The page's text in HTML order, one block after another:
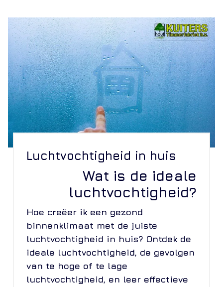
Luchtvochtigheid in huis
Wat is de ideale
luchtvochtigheid?
Hoe creëer ik een gezond
binnenklimaat met de juiste
luchtvochtigheid in huis? Ontdek de
ideale luchtvochtigheid, de gevolgen
van te hoge of te lage
luchtvochtigheid, en leer effectieve